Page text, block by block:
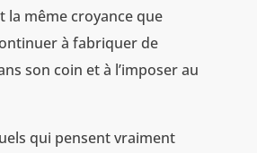
la même croyance que
à fabriquer de
son coin et à l’imposer au
qui pensent vraiment